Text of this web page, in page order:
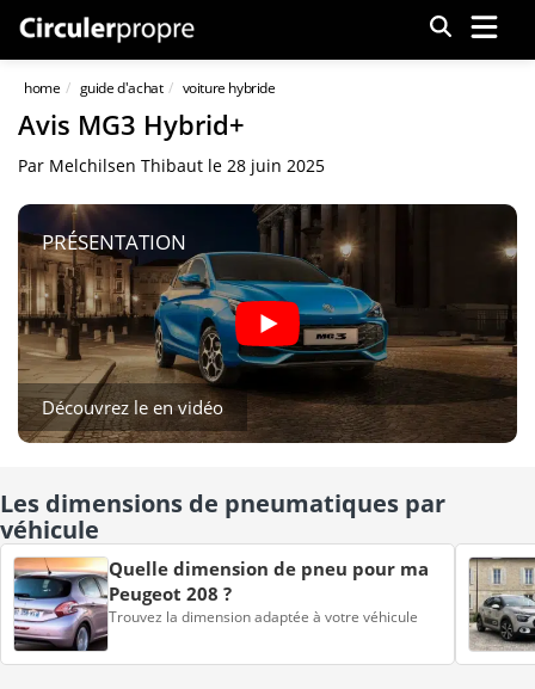
Menu
home guide d'achat voiture hybride
Avis MG3 Hybrid+
Par Melchilsen Thibaut le 28 juin 2025
PRÉSENTATION
Découvrez le en vidéo
Les dimensions de pneumatiques par
véhicule
Quelle dimension de pneu pour ma
Peugeot 208 ?
Trouvez la dimension adaptée à votre véhicule